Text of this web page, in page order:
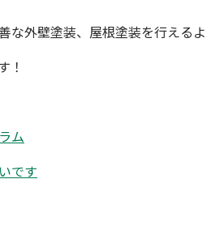
な外壁塗装、屋根塗装を行える
！
ム
です